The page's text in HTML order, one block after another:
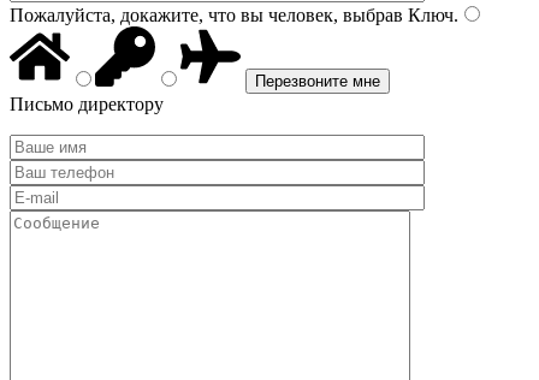
Пожалуйста, докажите, что вы человек, выбрав Ключ.
Письмо директору